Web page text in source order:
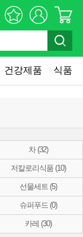
건강제품 식품
차 (32)
저칼로리식품 (10)
선물세트 (5)
슈퍼푸드 (0)
카레 (30)